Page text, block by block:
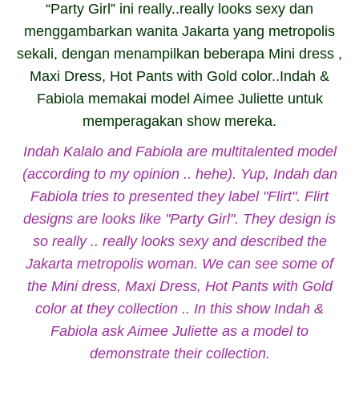
“Party Girl” ini really..really looks sexy dan
menggambarkan wanita Jakarta yang metropolis
sekali, dengan menampilkan beberapa Mini dress ,
Maxi Dress, Hot Pants with Gold color..Indah &
Fabiola memakai model Aimee Juliette untuk
memperagakan show mereka.
Indah Kalalo and Fabiola are multitalented model
(according to my opinion.. hehe). Yup, Indah dan
Fabiola tries to presented they label "Flirt". Flirt
designs are looks like "Party Girl". They design is
so really .. really looks sexy and described the
Jakarta metropolis woman. We can see some of
the Mini dress, Maxi Dress, Hot Pants with Gold
color at they collection .. In this show Indah &
Fabiola ask Aimee Juliette as a model to
demonstrate their collection.